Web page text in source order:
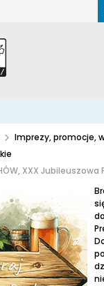
Imprezy, promocje,
XXX